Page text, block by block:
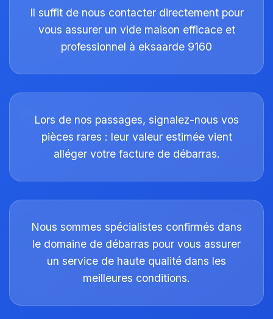
Il suffit de nous contacter directement pour
vous assurer un vide maison efficace et
professionnel à eksaarde 9160
Lors de nos passages, signalez-nous vos
pièces rares : leur valeur estimée vient
alléger votre facture de débarras.
Nous sommes spécialistes confirmés dans
le domaine de débarras pour vous assurer
un service de haute qualité dans les
meilleures conditions.